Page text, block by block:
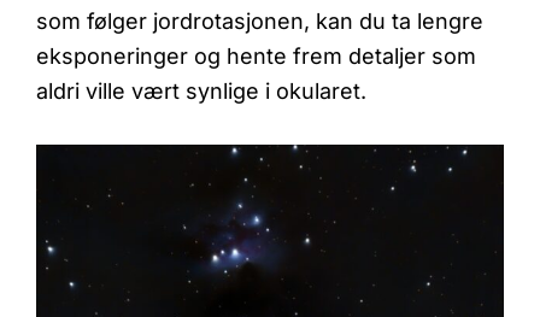
som følger jordrotasjonen, kan du ta lengre
eksponeringer og hente frem detaljer som
aldri ville vært synlige i okularet.